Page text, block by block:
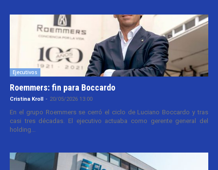
Ejecutivos
Roemmers: fin para Boccardo
Cristina Kroll - 20/05/2026 13:00
En el grupo Roemmers se cerró el ciclo de Luciano Boccardo y tras
casi tres décadas. El ejecutivo actuaba como gerente general del
holding...